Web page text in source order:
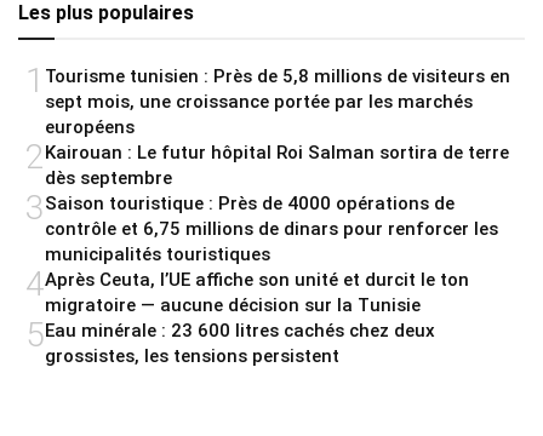
Les plus populaires
1 Tourisme tunisien : Près de 5,8 millions de visiteurs en
sept mois, une croissance portée par les marchés
européens
2Kairouan : Le futur hôpital Roi Salman sortira de terre
dès septembre
3Saison touristique : Près de 4000 opérations de
contrôle et 6,75 millions de dinars pour renforcer les
municipalités touristiques
4Après Ceuta, l’UE affiche son unité et durcit le ton
migratoire — aucune décision sur la Tunisie
5Eau minérale : 23 600 litres cachés chez deux
grossistes, les tensions persistent